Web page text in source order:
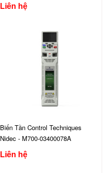
Liên hệ
Biến Tần Control Techniques
Nidec - M700-03400078A
Liên hệ